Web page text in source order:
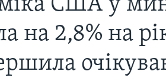
США у
на 2,8% на